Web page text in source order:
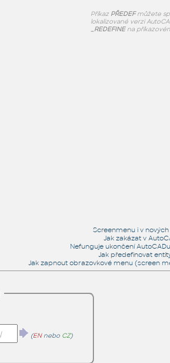
Příkaz PŘEDEFmůžete
lokalizované verzi
_REDEFINEna
Screenmenu i v
Jak zakázat v
Nefunguje ukončení
Jak předefinovat
Jak zapnout obrazovkové menu (screen
(ENnebo CZ)